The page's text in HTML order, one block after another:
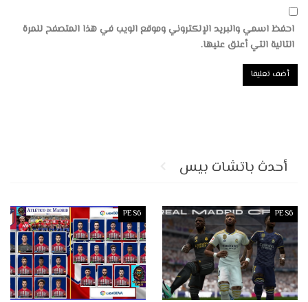
احفظ اسمي والبريد الإلكتروني وموقع الويب في هذا المتصفح للمرة
التالية التي أعلق عليها.
أحدث باتشات بيس
PES6
PES6